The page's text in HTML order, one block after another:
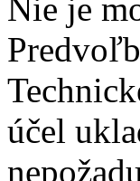
Nie je
účel